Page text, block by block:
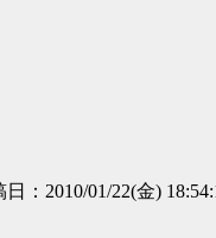
日：2010/01/22(金)